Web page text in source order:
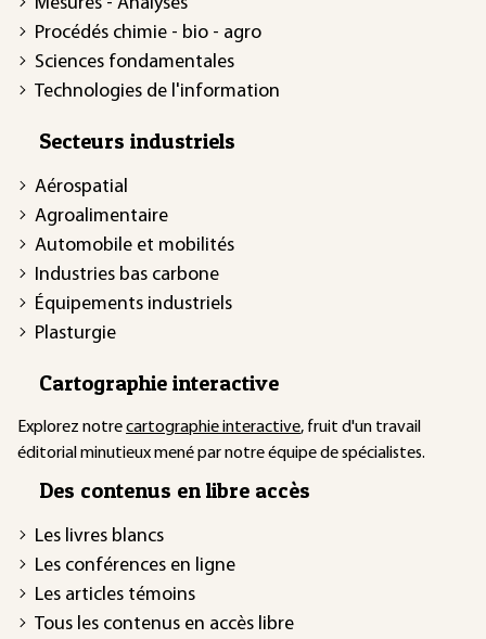
Procédés chimie - bio - agro
Sciences fondamentales
Technologies de l'information
Secteurs industriels
Aérospatial
Agroalimentaire
Automobile et mobilités
Industries bas carbone
Équipements industriels
Plasturgie
Cartographie interactive
Explorez notrecartographie interactive, fruit d'un travail
éditorial minutieux mené par notre équipe de spécialistes.
Des contenus en libre accès
Les livres blancs
Les conférences en ligne
Les articles témoins
Tous les contenus en accès libre